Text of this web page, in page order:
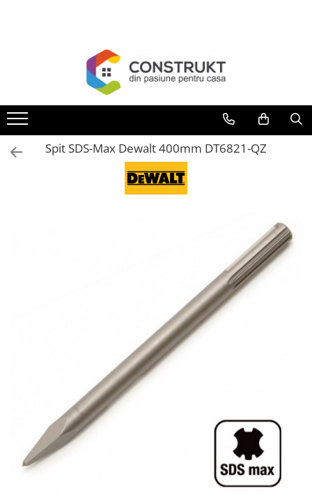
Termoseminee, seminee si sobe
Cazane pe combustibil solid
Cazane pe combustibil gazos/lichid
Contoare energie termica
Sisteme de degivrare
Incalzitoare pe motorina / gaz
Generatoare de abur
Distribuitoare si butelii de
Spit SDS-Max Dewalt 400mm DT6821-QZ